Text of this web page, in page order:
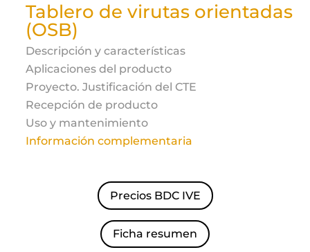
Tablero de virutas orientadas
(OSB)
Descripción y características
Aplicaciones del producto
Proyecto. Justificación del CTE
Recepción de producto
Uso y mantenimiento
Información complementaria
Precios BDC IVE
Ficha resumen